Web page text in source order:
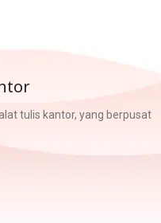
tulis kantor, yang berpusat